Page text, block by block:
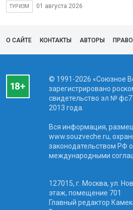
ТУРИЗМ 01 августа 2026
О САЙТЕ КОНТАКТЫ АВТОРЫ
© 1991-2026 «Союзное
зарегистрировано
свидетельство эл №
2013 года.
Вся информация,
www.souzveche.ru,
законодательством РФ
международными
127015, г. Москва, ул.
этаж, помещение 701
Главный редактор